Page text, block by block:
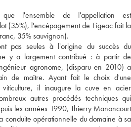
l'ensemble de l'appellation est
(35%), l'encépagement de Figeac fait la
35% sauvignon).
pas seules à l'origine du succès du
y a largement contribué : à partir de
agronome, (disparu en 2010) a
de maître. Ayant fait le choix d'une
il inaugure la cuve en acier
autres procédés techniques qui
les années 1990, Thierry Manoncourt
conduite opérationnelle du domaine à sa